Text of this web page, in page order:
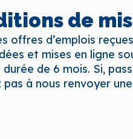
de
offres d’emplois
et mises en ligne
durée de 6 mois. Si,
pas à nous renvoyer